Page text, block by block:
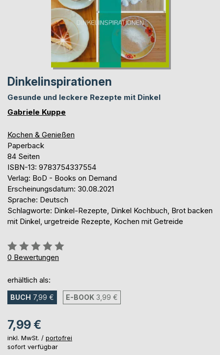
Dinkelinspirationen
Gesunde und leckere Rezepte mit Dinkel
Gabriele Kuppe
Kochen & Genießen
Paperback
84 Seiten
ISBN-13: 9783754337554
Verlag: BoD - Books on Demand
Erscheinungsdatum: 30.08.2021
Sprache: Deutsch
Schlagworte: Dinkel-Rezepte, Dinkel Kochbuch, Brot backen
mit Dinkel, urgetreide Rezepte, Kochen mit Getreide
Bewertung::
0%
0 Bewertungen
erhältlich als:
BUCH 7,99 € E-BOOK 3,99 €
7,99 €
inkl. MwSt. / portofrei
sofort verfügbar